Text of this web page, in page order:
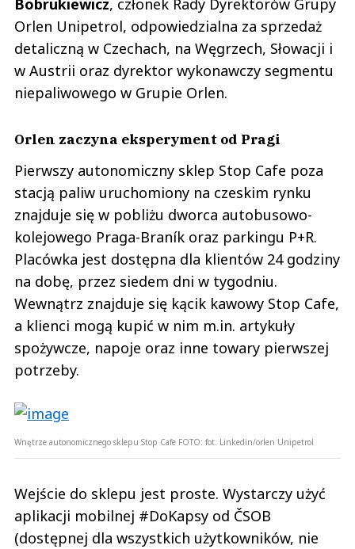
Bobrukiewicz, członek Rady Dyrektorów Grupy
Orlen Unipetrol, odpowiedzialna za sprzedaż
detaliczną w Czechach, na Węgrzech, Słowacji i
w Austrii oraz dyrektor wykonawczy segmentu
niepaliwowego w Grupie Orlen.
Orlen zaczyna eksperyment od Pragi
Pierwszy autonomiczny sklep Stop Cafe poza
stacją paliw uruchomiony na czeskim rynku
znajduje się w pobliżu dworca autobusowo-
kolejowego Praga-Braník oraz parkingu P+R.
Placówka jest dostępna dla klientów 24 godziny
na dobę, przez siedem dni w tygodniu.
Wewnątrz znajduje się kącik kawowy Stop Cafe,
a klienci mogą kupić w nim m.in. artykuły
spożywcze, napoje oraz inne towary pierwszej
potrzeby.
Wnętrze autonomicznego sklepu Stop Cafe FOTO: fot. Linkedin/orlen Unipetrol
Wejście do sklepu jest proste. Wystarczy użyć
aplikacji mobilnej #DoKapsy od ČSOB
(dostępnej dla wszystkich użytkowników, nie